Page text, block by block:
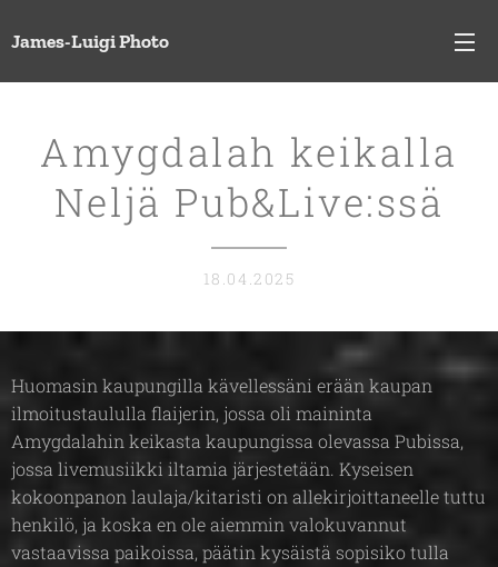
James-Luigi Photo
Amygdalah keikalla
Neljä Pub&Live:ssä
18.04.2025
Huomasin kaupungilla kävellessäni erään kaupan
ilmoitustaululla flaijerin, jossa oli maininta
Amygdalahin keikasta kaupungissa olevassa Pubissa,
jossa livemusiikki iltamia järjestetään. Kyseisen
kokoonpanon laulaja/kitaristi on allekirjoittaneelle tuttu
henkilö, ja koska en ole aiemmin valokuvannut
vastaavissa paikoissa, päätin kysäistä sopisiko tulla